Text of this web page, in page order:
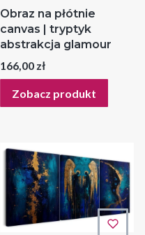
Obraz na płótnie
canvas | tryptyk
abstrakcja glamour
Cena
166,00 zł
Zobacz produkt